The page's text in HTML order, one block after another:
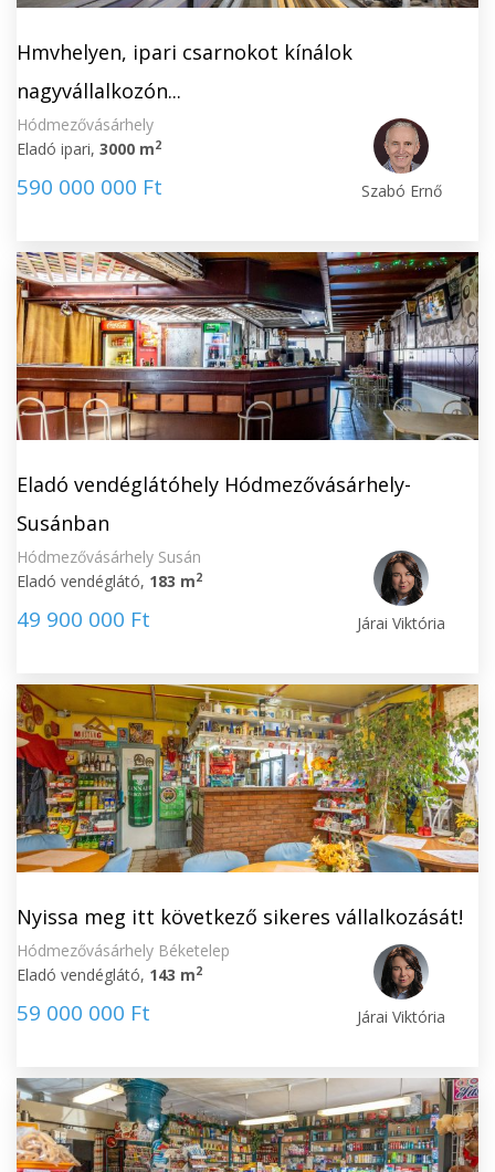
Hmvhelyen, ipari csarnokot kínálok
nagyvállalkozón...
Hódmezővásárhely
Eladó ipari, 3000 m2
590 000 000 Ft Szabó Ernő
Eladó vendéglátóhely Hódmezővásárhely-
Susánban
Hódmezővásárhely Susán
Eladó vendéglátó, 183 m2
49 900 000 Ft Járai Viktória
Nyissa meg itt következő sikeres vállalkozását!
Hódmezővásárhely Béketelep
Eladó vendéglátó, 143 m2
59 000 000 Ft Járai Viktória